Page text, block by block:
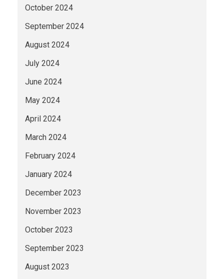
October 2024
September 2024
August 2024
July 2024
June 2024
May 2024
April 2024
March 2024
February 2024
January 2024
December 2023
November 2023
October 2023
September 2023
August 2023